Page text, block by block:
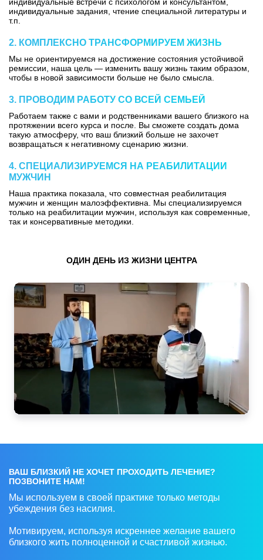
индивидуальные задания, чтение специальной литературы и
т.п.
2. КОМПЛЕКСНО ТРАНСФОРМИРУЕМ ЖИЗНЬ
Мы не ориентируемся на достижение состояния устойчивой
ремиссии, наша цель — изменить вашу жизнь таким образом,
чтобы в новой зависимости больше не было смысла.
3. ПРОВОДИМ РАБОТУ СО ВСЕЙ СЕМЬЕЙ
Работаем также с вами и родственниками вашего близкого на
протяжении всего курса и после. Вы сможете создать дома
такую атмосферу, что ваш близкий больше не захочет
возвращаться к негативному сценарию жизни.
4. СПЕЦИАЛИЗИРУЕМСЯ НА РЕАБИЛИТАЦИИ
МУЖЧИН
Наша практика показала, что совместная реабилитация
мужчин и женщин малоэффективна. Мы специализируемся
только на реабилитации мужчин, используя как современные,
так и консервативные методики.
ОДИН ДЕНЬ ИЗ ЖИЗНИ ЦЕНТРА
ВАШ БЛИЗКИЙ НЕ ХОЧЕТ ПРОХОДИТЬ ЛЕЧЕНИЕ?
ПОЗВОНИТЕ НАМ!
Мы используем в своей практике только методы
убеждения без насилия.
Мотивируем, используя искреннее желание вашего
близкого жить полноценной и счастливой жизнью.